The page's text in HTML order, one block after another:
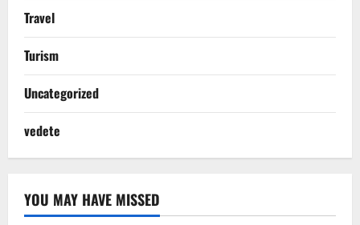
Travel
Turism
Uncategorized
vedete
YOU MAY HAVE MISSED